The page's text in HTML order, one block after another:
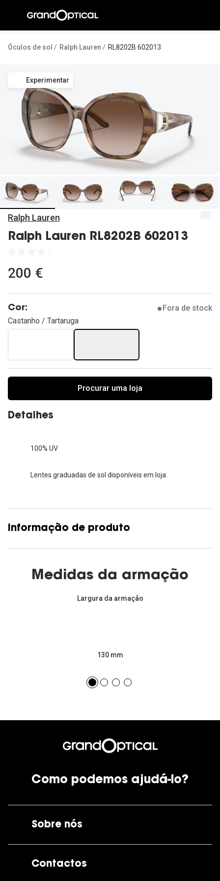
conteúdo
Pedro
Marta
Ayres
Inês
Óculos de sol Ralph Lauren RL8202B 602013
Experimentar
Ralph Lauren
Ralph Lauren RL8202B 602013
200 €
Cor:
Fora de stock
Castanho / Tartaruga
Procurar uma loja
Detalhes
100% UV
Lentes graduadas de sol disponíveis em loja.
Informação de produto
Medidas da armação
Largura da armação
130 mm
Como podemos ajudá-lo?
Sobre nós
Contactos